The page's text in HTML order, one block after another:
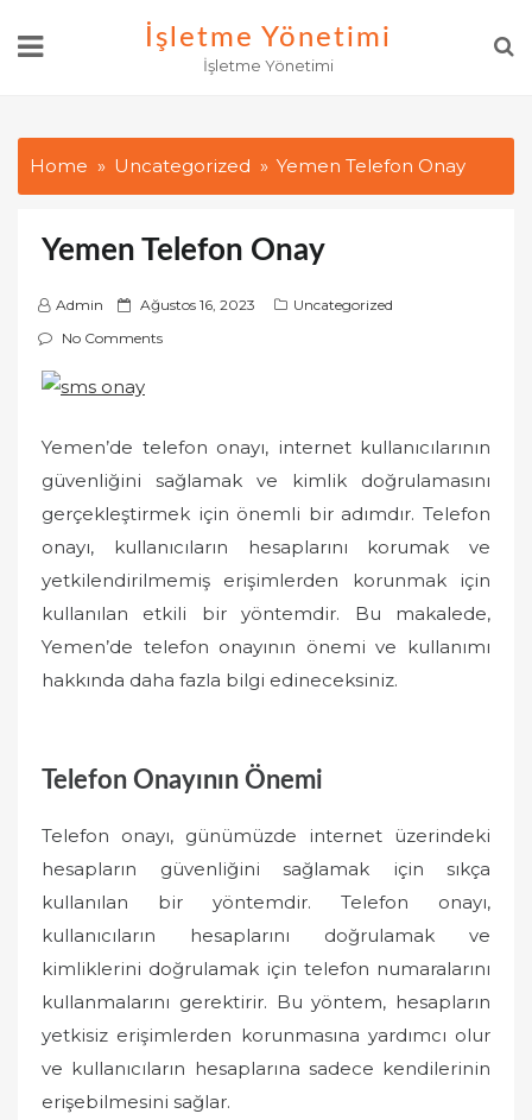
İşletme Yönetimi
İşletme Yönetimi
Home Uncategorized Yemen Telefon Onay
Yemen Telefon Onay
Admin
P
o
t
d
o
Ağustos 16, 2023
Uncategorized
No Comments
Yemen’de telefon onayı, internet kullanıcılarının
güvenliğini sağlamak ve kimlik doğrulamasını
gerçekleştirmek için önemli bir adımdır. Telefon
onayı, kullanıcıların hesaplarını korumak ve
yetkilendirilmemiş erişimlerden korunmak için
kullanılan etkili bir yöntemdir. Bu makalede,
Yemen’de telefon onayının önemi ve kullanımı
hakkında daha fazla bilgi edineceksiniz.
Telefon Onayının Önemi
Telefon onayı, günümüzde internet üzerindeki
hesapların güvenliğini sağlamak için sıkça
kullanılan bir yöntemdir. Telefon onayı,
kullanıcıların hesaplarını doğrulamak ve
kimliklerini doğrulamak için telefon numaralarını
kullanmalarını gerektirir. Bu yöntem, hesapların
yetkisiz erişimlerden korunmasına yardımcı olur
ve kullanıcıların hesaplarına sadece kendilerinin
erişebilmesini sağlar.